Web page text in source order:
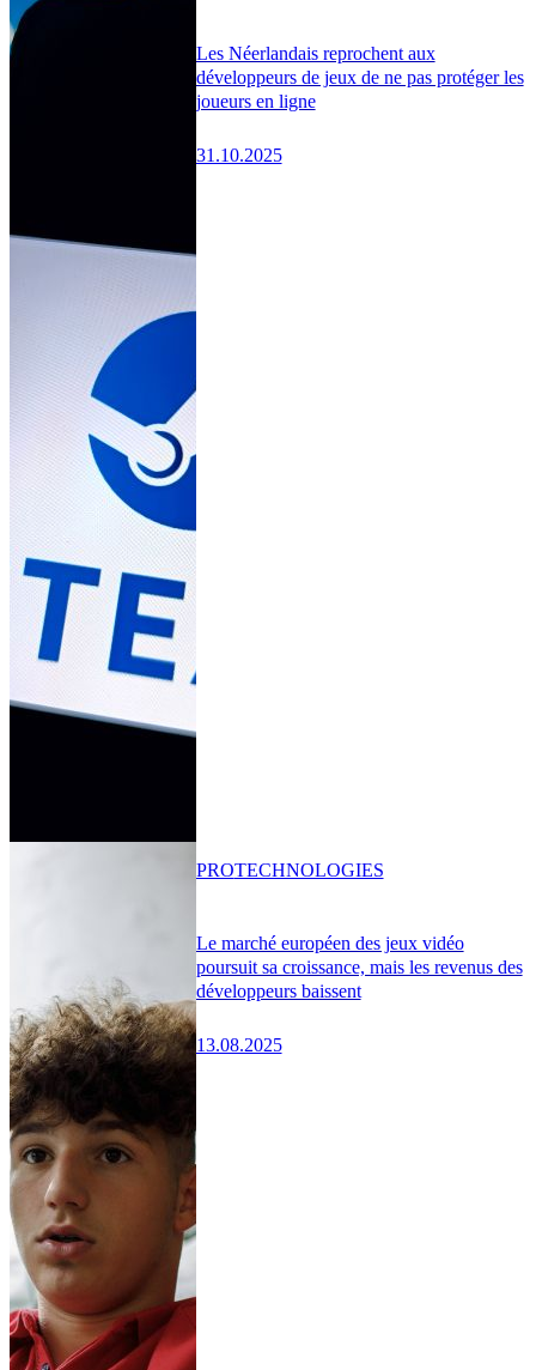
Les Néerlandais reprochent aux
développeurs de jeux de ne pas protéger les
joueurs en ligne
31.10.2025
Le marché européen des jeux vidéo
poursuit sa croissance, mais les revenus des
développeurs baissent
13.08.2025
PROTECHNOLOGIES